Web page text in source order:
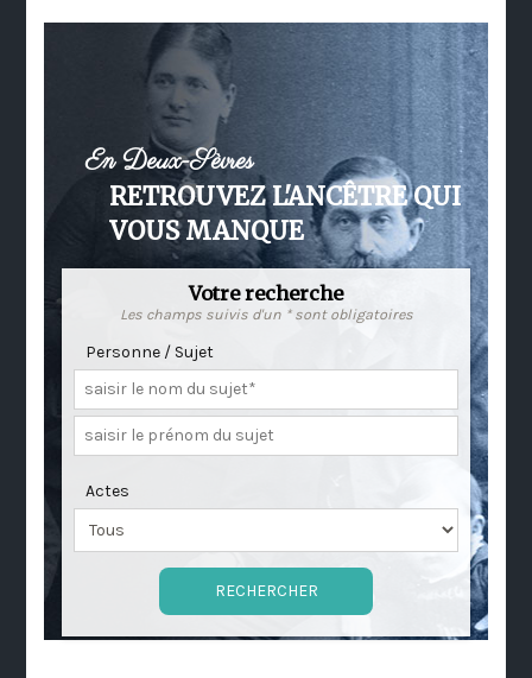
En Deux-Sèvres
RETROUVEZ L'ANCÊTRE QUI
VOUS MANQUE
Votre recherche
Les champs suivis d'un * sont obligatoires
Personne / Sujet
Actes